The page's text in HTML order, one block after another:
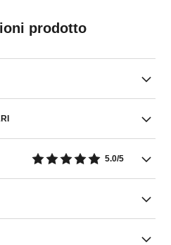
prodotto
5.0/5